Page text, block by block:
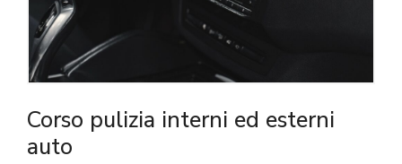
Corso pulizia interni ed esterni
auto